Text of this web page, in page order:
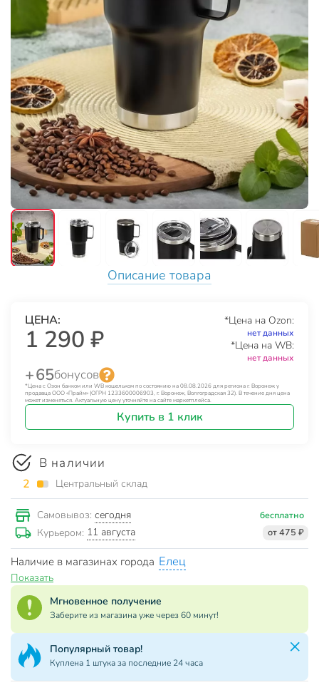
Описание товара
ЦЕНА:
1 290 ₽
*Цена на Ozon:
нет данных
*Цена на WB:
нет данных
+ 65бонусов
*Цена с Озон банком или WB кошельком по состоянию на 08.08.2026 для региона г. Воронеж у
продавца ООО «Прайм» (ОГРН 1233600006903, г. Воронеж, Волгоградская 32). В течение дня цена
может изменяться. Актуальную цену уточняйте на сайте маркетплейса.
Купить в 1 клик
В наличии
2 Центральный склад
Самовывоз: сегодня бесплатно
Курьером: 11 августа от 475 ₽
Наличие в магазинах города Елец
Показать
Мгновенное получение
Заберите из магазина уже через 60 минут!
Популярный товар!
Куплена 1 штука за последние 24 часа